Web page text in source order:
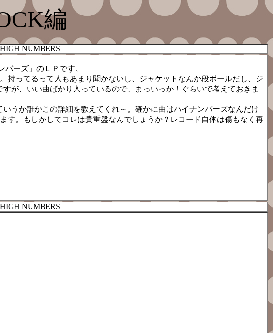
編
NUMBERS
ーズ」のＬＰです。
持ってるって人もあまり聞かないし、ジャケットなんか段ボールだし、ジ
が、いい曲ばかり入っているので、まっいっか！ぐらいで考えておきま
うか誰かこの詳細を教えてくれ～。確かに曲はハイナンバーズなんだけ
す。もしかしてコレは貴重盤なんでしょうか？レコード自体は傷もなく再
NUMBERS